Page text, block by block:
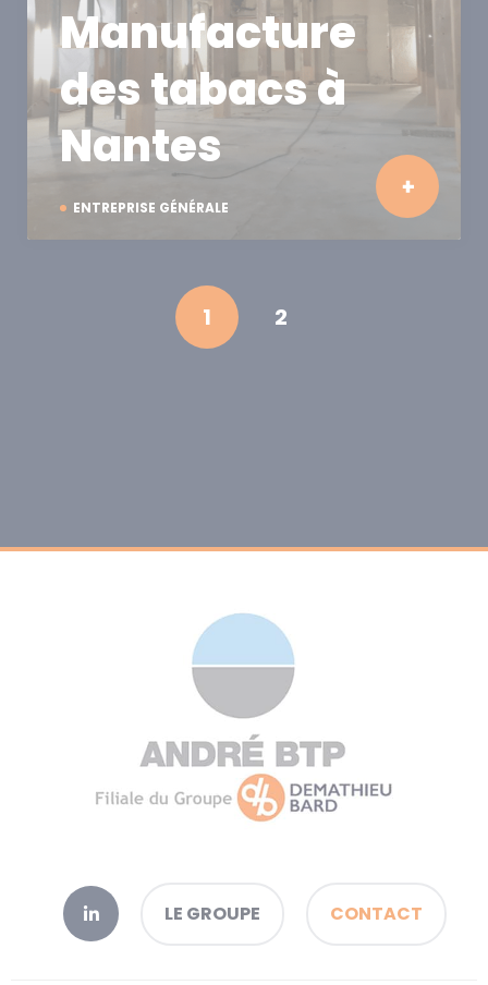
ENTREPRISE GÉNÉRALE
Manufacture
des tabacs à
Nantes
1 2
LE GROUPE CONTACT